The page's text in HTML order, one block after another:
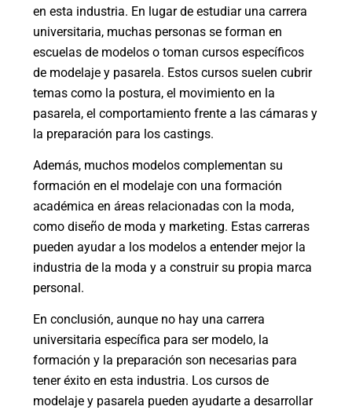
en esta industria. En lugar de estudiar una carrera
universitaria, muchas personas se forman en
escuelas de modelos o toman cursos específicos
de modelaje y pasarela. Estos cursos suelen cubrir
temas como la postura, el movimiento en la
pasarela, el comportamiento frente a las cámaras y
la preparación para los castings.
Además, muchos modelos complementan su
formación en el modelaje con una formación
académica en áreas relacionadas con la moda,
como diseño de moda y marketing. Estas carreras
pueden ayudar a los modelos a entender mejor la
industria de la moda y a construir su propia marca
personal.
En conclusión, aunque no hay una carrera
universitaria específica para ser modelo, la
formación y la preparación son necesarias para
tener éxito en esta industria. Los cursos de
modelaje y pasarela pueden ayudarte a desarrollar